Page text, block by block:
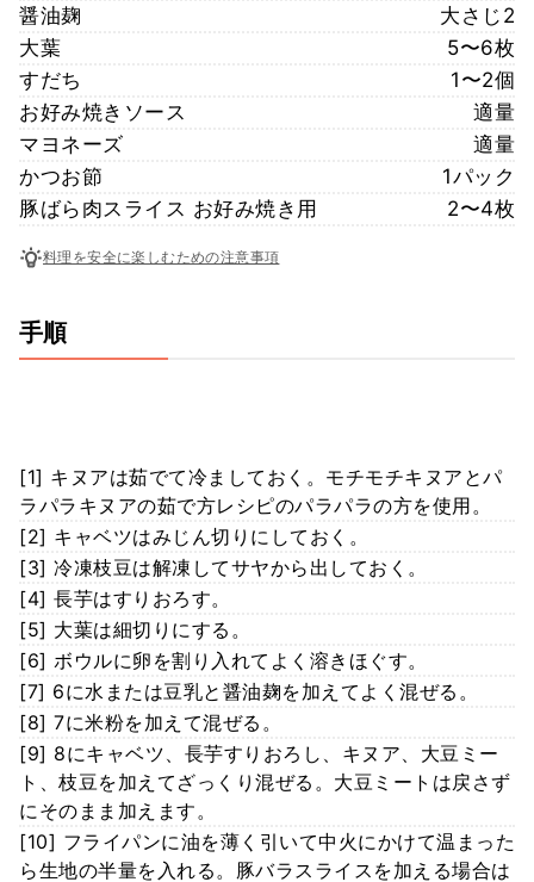
醤油麹
大さじ2
大葉
5〜6枚
すだち
1〜2個
お好み焼きソース
適量
マヨネーズ
適量
かつお節
1パック
豚ばら肉スライス お好み焼き用
2〜4枚
料理を安全に楽しむための注意事項
手順
[1] キヌアは茹でて冷ましておく。モチモチキヌアとパ
ラパラキヌアの茹で方レシピのパラパラの方を使用。
[2] キャベツはみじん切りにしておく。
[3] 冷凍枝豆は解凍してサヤから出しておく。
[4] 長芋はすりおろす。
[5] 大葉は細切りにする。
[6] ボウルに卵を割り入れてよく溶きほぐす。
[7] 6に水または豆乳と醤油麹を加えてよく混ぜる。
[8] 7に米粉を加えて混ぜる。
[9] 8にキャベツ、長芋すりおろし、キヌア、大豆ミー
ト、枝豆を加えてざっくり混ぜる。大豆ミートは戻さず
にそのまま加えます。
[10] フライパンに油を薄く引いて中火にかけて温まった
ら生地の半量を入れる。豚バラスライスを加える場合は